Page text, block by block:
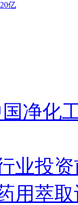
20亿
国净化
业投
用萃